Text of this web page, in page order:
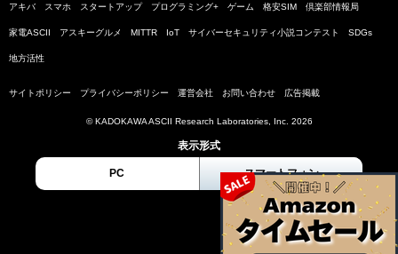
アキバ スマホ スタートアップ プログラミング+ ゲーム 格安SIM 倶楽部情報局
家電ASCII アスキーグルメ MITTR IoT サイバーセキュリティ小説コンテスト SDGs
地方活性
サイトポリシー プライバシーポリシー 運営会社 お問い合わせ 広告掲載
© KADOKAWA ASCII Research Laboratories, Inc. 2026
表示形式
PC スマートフォン